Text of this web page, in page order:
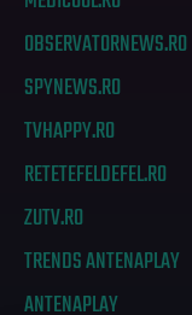
OBSERVATORNEWS.RO
SPYNEWS.RO
TVHAPPY.RO
RETETEFELDEFEL.RO
ZUTV.RO
TRENDS ANTENAPLAY
ANTENAPLAY